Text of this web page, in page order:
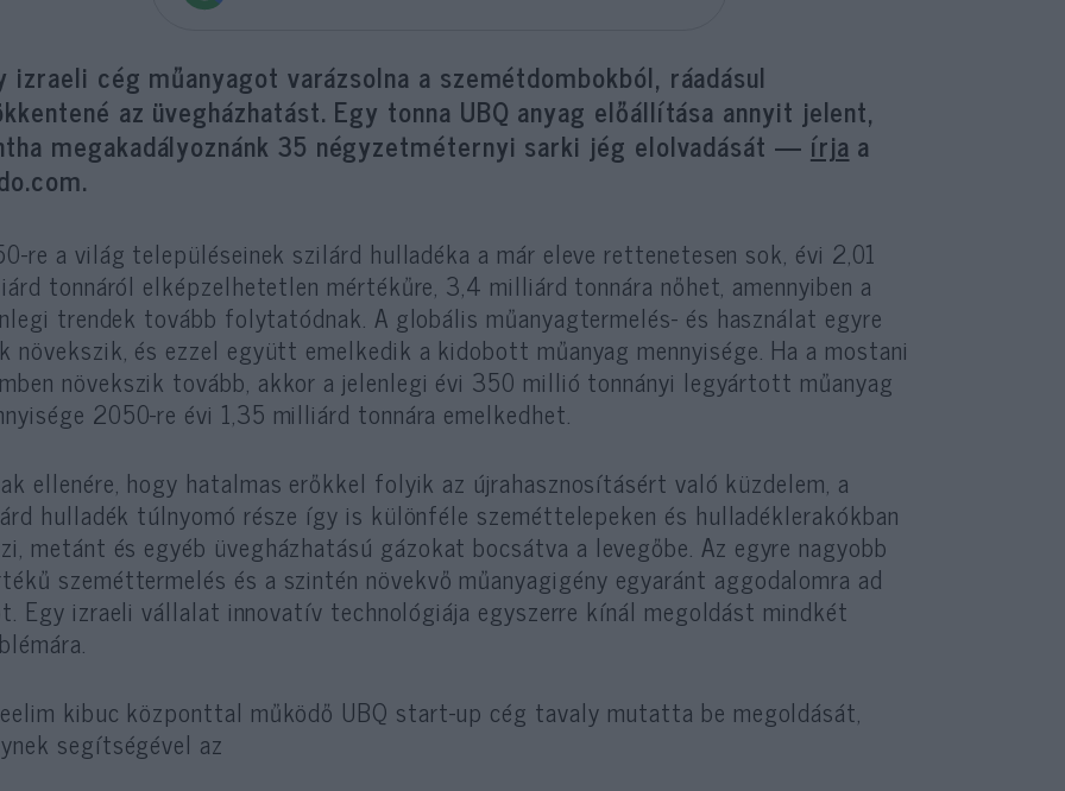
izraeli cég műanyagot varázsolna a szemétdombokból, ráadásul
az üvegházhatást. Egy tonna UBQ anyag előállítása annyit jelent,
megakadályoznánk 35 négyzetméternyi sarki jég elolvadását — írja a
re a világ településeinek szilárd hulladéka a már eleve rettenetesen sok, évi 2,01
tonnáról elképzelhetetlen mértékűre, 3,4 milliárd tonnára nőhet, amennyiben a
trendek tovább folytatódnak. A globális műanyagtermelés- és használat egyre
növekszik, és ezzel együtt emelkedik a kidobott műanyag mennyisége. Ha a mostani
növekszik tovább, akkor a jelenlegi évi 350 millió tonnányi legyártott műanyag
2050-re évi 1,35 milliárd tonnára emelkedhet.
ellenére, hogy hatalmas erőkkel folyik az újrahasznosításért való küzdelem, a
hulladék túlnyomó része így is különféle szeméttelepeken és hulladéklerakókban
metánt és egyéb üvegházhatású gázokat bocsátva a levegőbe. Az egyre nagyobb
szeméttermelés és a szintén növekvő műanyagigény egyaránt aggodalomra ad
Egy izraeli vállalat innovatív technológiája egyszerre kínál megoldást mindkét
kibuc központtal működő UBQ start-up cég tavaly mutatta be megoldását,
segítségével az